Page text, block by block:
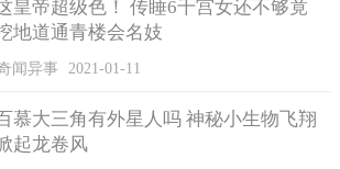
皇帝超级色！ 传睡6千宫女还不够竟
地道通青楼会名妓
闻异事 2021-01-11
慕大三角有外星人吗 神秘小生物飞翔
起龙卷风